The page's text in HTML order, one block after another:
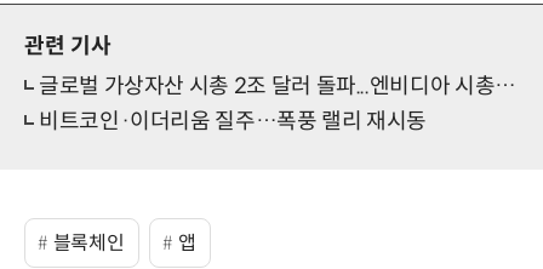
관련 기사
글로벌 가상자산 시총 2조 달러 돌파...엔비디아 시총 웃돌아
비트코인·이더리움 질주…폭풍 랠리 재시동
블록체인 앱